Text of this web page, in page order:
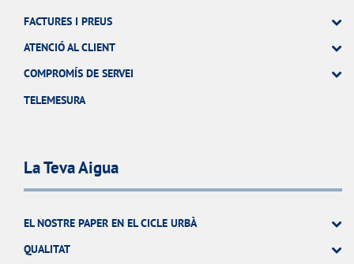
FACTURES I PREUS
ATENCIÓ AL CLIENT
COMPROMÍS DE SERVEI
TELEMESURA
La Teva Aigua
EL NOSTRE PAPER EN EL CICLE URBÀ
QUALITAT